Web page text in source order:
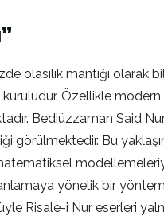
olasılık mantığı olarak
Özellikle modern
Bediüzzaman Said
görülmektedir. Bu
yönelik bir
Risale-i Nur eserleri